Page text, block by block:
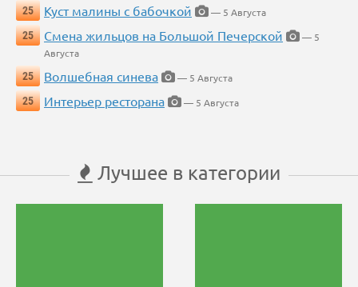
25
Куст малины с бабочкой
— 5 Августа
25
Смена жильцов на Большой Печерской
— 5
Августа
25
Волшебная синева
— 5 Августа
25
Интерьер ресторана — 5 Августа
Лучшее в категории